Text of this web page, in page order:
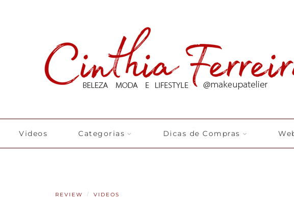
Videos Categorias Dicas de Compras
REVIEW / VIDEOS